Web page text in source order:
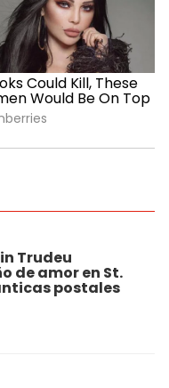
Trudeu
de amor en St.
postales